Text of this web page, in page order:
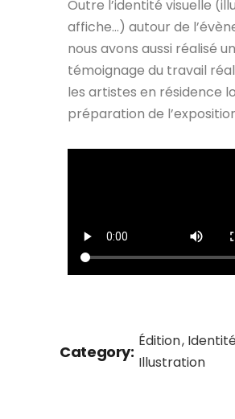
Outre l’identité visuelle
affiche…) autour de
nous avons aussi réalisé
témoignage du travail
les artistes en résidence
préparation de
Category:
Édition
Illustration